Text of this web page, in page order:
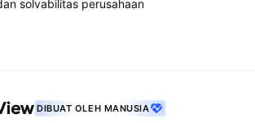
solvabilitas perusahaan
DIBUAT OLEH MANUSIA